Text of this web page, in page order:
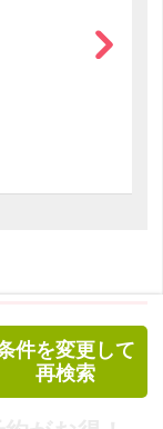
件を変更して
再検索
ナリップ信州